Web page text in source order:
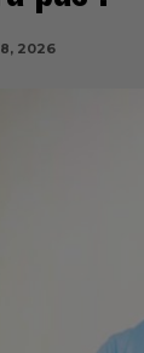
2026